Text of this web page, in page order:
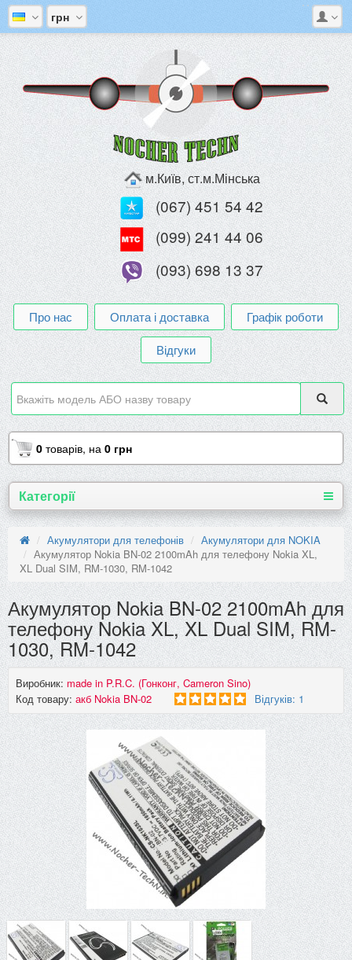
грн
м.Київ, ст.м.Мінська
(067) 451 54 42
(099) 241 44 06
(093) 698 13 37
Про нас Оплата і доставка
Графік роботи
Відгуки
0 товарів, на 0 грн
Категорії
Акумулятори для телефонів
Акумулятори для NOKIA
Акумулятор Nokia BN-02 2100mAh для телефону Nokia XL,
XL Dual SIM, RM-1030, RM-1042
Акумулятор Nokia BN-02 2100mAh для
телефону Nokia XL, XL Dual SIM, RM-
1030, RM-1042
Виробник: made in P.R.C. (Гонконг, Cameron Sino)
Код товару: акб Nokia BN-02 Відгуків: 1